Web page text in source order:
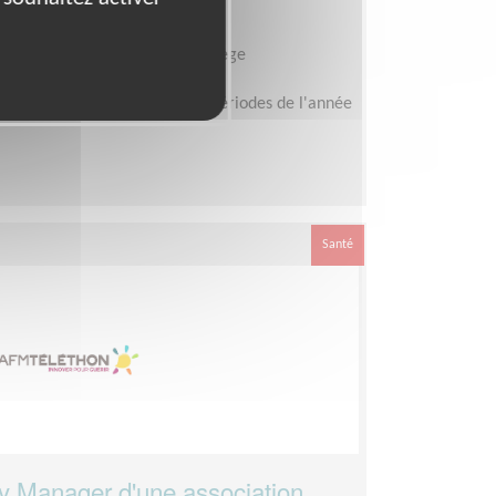
contre les Myopathies - Siège
6h par semaine selon les périodes de l'année
Santé